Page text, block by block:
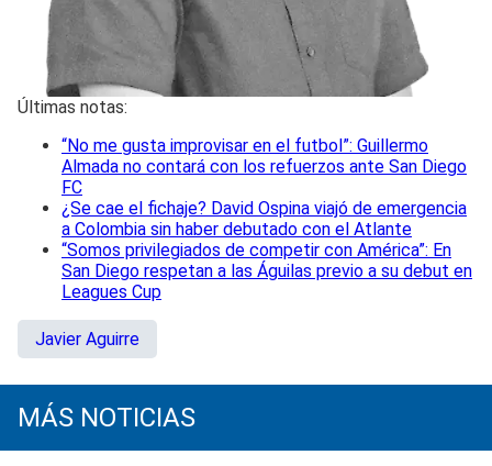
Últimas notas:
“No me gusta improvisar en el futbol”: Guillermo
Almada no contará con los refuerzos ante San Diego
FC
¿Se cae el fichaje? David Ospina viajó de emergencia
a Colombia sin haber debutado con el Atlante
“Somos privilegiados de competir con América”: En
San Diego respetan a las Águilas previo a su debut en
Leagues Cup
Javier Aguirre
MÁS NOTICIAS